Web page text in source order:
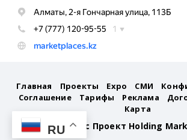
RU
Пензенская область
Пермский край
Приморский край
Псковская область
Главная Проекты Expo СМИ
Соглашение
Тарифы Реклама
Карта
©Бизнес Проект Holding